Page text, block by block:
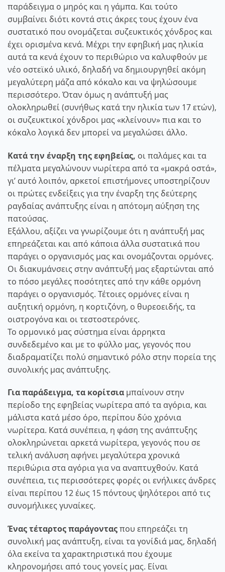
παράδειγμα ο μηρός και η γάμπα. Και τούτο
συμβαίνει διότι κοντά στις άκρες τους έχουν ένα
συστατικό που ονομάζεται συζευκτικός χόνδρος και
έχει ορισμένα κενά. Μέχρι την εφηβική μας ηλικία
αυτά τα κενά έχουν το περιθώριο να καλυφθούν με
νέο οστεϊκό υλικό, δηλαδή να δημιουργηθεί ακόμη
μεγαλύτερη μάζα από κόκαλο και να ψηλώσουμε
περισσότερο. Όταν όμως η ανάπτυξή μας
ολοκληρωθεί (συνήθως κατά την ηλικία των 17 ετών),
οι συζευκτικοί χόνδροι μας «κλείνουν» πια και το
κόκαλο λογικά δεν μπορεί να μεγαλώσει άλλο.
Κατά την έναρξη της εφηβείας, οι παλάμες και τα
πέλματα μεγαλώνουν νωρίτερα από τα «μακρά οστά»,
γι’ αυτό λοιπόν, αρκετοί επιστήμονες υποστηρίζουν
οι πρώτες ενδείξεις για την έναρξη της δεύτερης
ραγδαίας ανάπτυξης είναι η απότομη αύξηση της
πατούσας.
Εξάλλου, αξίζει να γνωρίζουμε ότι η ανάπτυξή μας
επηρεάζεται και από κάποια άλλα συστατικά που
παράγει ο οργανισμός μας και ονομάζονται ορμόνες.
Οι διακυμάνσεις στην ανάπτυξή μας εξαρτώνται από
το πόσο μεγάλες ποσότητες από την κάθε ορμόνη
παράγει ο οργανισμός. Τέτοιες ορμόνες είναι η
αυξητική ορμόνη, η κορτιζόνη, ο θυρεοειδής, τα
οιστρογόνα και οι τεστοστερόνες.
Το ορμονικό μας σύστημα είναι άρρηκτα
συνδεδεμένο και με το φύλλο μας, γεγονός που
διαδραματίζει πολύ σημαντικό ρόλο στην πορεία της
συνολικής μας ανάπτυξης.
Για παράδειγμα, τα κορίτσια μπαίνουν στην
περίοδο της εφηβείας νωρίτερα από τα αγόρια, και
μάλιστα κατά μέσο όρο, περίπου δύο χρόνια
νωρίτερα. Κατά συνέπεια, η φάση της ανάπτυξης
ολοκληρώνεται αρκετά νωρίτερα, γεγονός που σε
τελική ανάλυση αφήνει μεγαλύτερα χρονικά
περιθώρια στα αγόρια για να αναπτυχθούν. Κατά
συνέπεια, τις περισσότερες φορές οι ενήλικες άνδρες
είναι περίπου 12 έως 15 πόντους ψηλότεροι από τις
συνομήλικες γυναίκες.
Ένας τέταρτος παράγονταςπου επηρεάζει τη
συνολική μας ανάπτυξη, είναι τα γονίδιά μας, δηλαδή
όλα εκείνα τα χαρακτηριστικά που έχουμε
κληρονομήσει από τους γονείς μας. Είναι